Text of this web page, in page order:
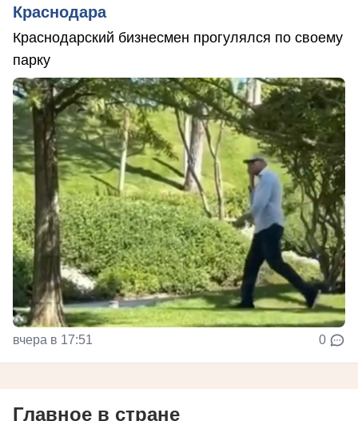
Краснодара
Краснодарский бизнесмен прогулялся по своему
парку
вчера в 17:51 0
Главное в стране